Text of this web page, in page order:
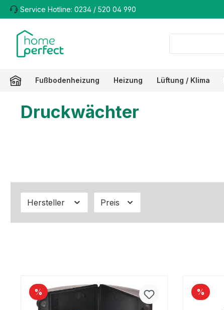
Hauptinhalt springen
Zur Suche springen
Zur Hauptnavigation springen
Service Hotline: 0234 / 520 04 990
Fußbodenheizung Heizung Lüftung / Klima
Druckwächter
Hersteller Preis
% %